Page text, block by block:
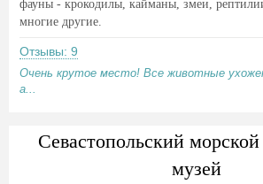
фауны - крокодилы, кайманы, змеи,
многие другие.
Отзывы: 9
Очень крутое место! Все животные
а...
Севастопольский
музей